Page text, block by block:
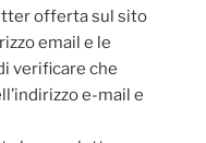
offerta sul sito
email e le
verificare che
e-mail e